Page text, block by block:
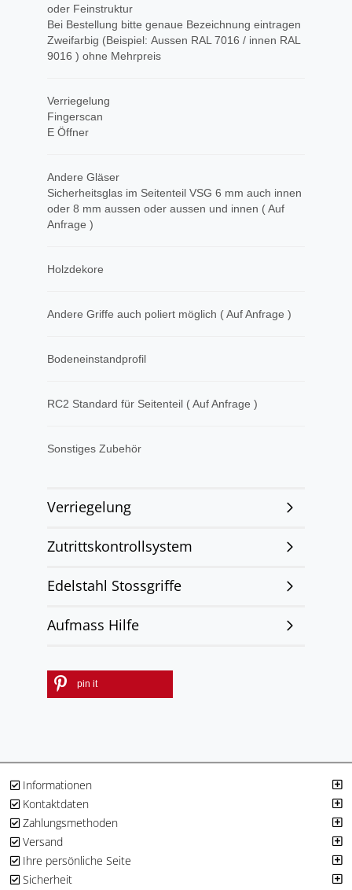
oder Feinstruktur
Bei Bestellung bitte genaue Bezeichnung eintragen
Zweifarbig (Beispiel: Aussen RAL 7016 / innen RAL
9016 ) ohne Mehrpreis
Verriegelung
Fingerscan
E Öffner
Andere Gläser
Sicherheitsglas im Seitenteil VSG 6 mm auch innen
oder 8 mm aussen oder aussen und innen ( Auf
Anfrage )
Holzdekore
Andere Griffe auch poliert möglich ( Auf Anfrage )
Bodeneinstandprofil
RC2 Standard für Seitenteil ( Auf Anfrage )
Sonstiges Zubehör
Verriegelung
Zutrittskontrollsystem
Edelstahl Stossgriffe
Aufmass Hilfe
pin it
Informationen
Kontaktdaten
Zahlungsmethoden
Versand
Ihre persönliche Seite
Sicherheit